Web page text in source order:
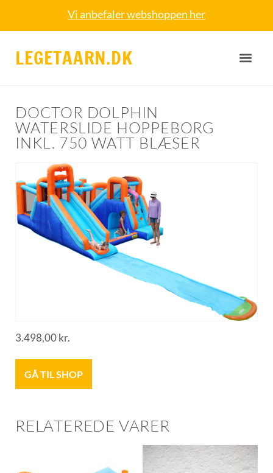
Vi anbefaler webshoppen her
LEGETAARN.DK
DOCTOR DOLPHIN
WATERSLIDE HOPPEBORG
INKL. 750 WATT BLÆSER
3.498,00kr.
GÅ TIL SHOP
RELATEREDE VARER